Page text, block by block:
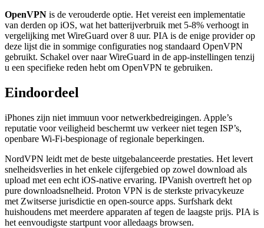
OpenVPN is de verouderde optie. Het vereist een implementatie
van derden op iOS, wat het batterijverbruik met 5-8% verhoogt in
vergelijking met WireGuard over 8 uur. PIA is de enige provider op
deze lijst die in sommige configuraties nog standaard OpenVPN
gebruikt. Schakel over naar WireGuard in de app-instellingen tenzij
u een specifieke reden hebt om OpenVPN te gebruiken.
Eindoordeel
iPhones zijn niet immuun voor netwerkbedreigingen. Apple’s
reputatie voor veiligheid beschermt uw verkeer niet tegen ISP’s,
openbare Wi-Fi-bespionage of regionale beperkingen.
NordVPN leidt met de beste uitgebalanceerde prestaties. Het levert
snelheidsverlies in het enkele cijfergebied op zowel download als
upload met een echt iOS-native ervaring. IPVanish overtreft het op
pure downloadsnelheid. Proton VPN is de sterkste privacykeuze
met Zwitserse jurisdictie en open-source apps. Surfshark dekt
huishoudens met meerdere apparaten af tegen de laagste prijs. PIA is
het eenvoudigste startpunt voor alledaags browsen.